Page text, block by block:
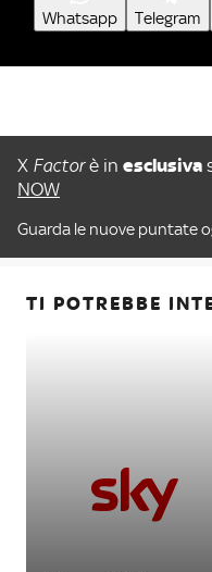
Whatsapp Telegram
X Factorè in esclusiva
NOW
Guarda le nuove puntate
TI POTREBBE